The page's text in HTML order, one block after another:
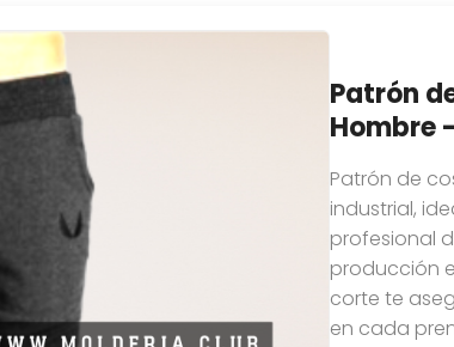
Patrón
Hombre
Patrón de
industrial,
profesional
producción
corte te
en cada